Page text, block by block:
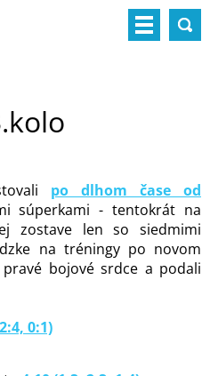
po dlhom čase od
súperkami - tentokrát na
zostave len so siedmimi
na tréningy po novom
bojové srdce a podali
0:1)